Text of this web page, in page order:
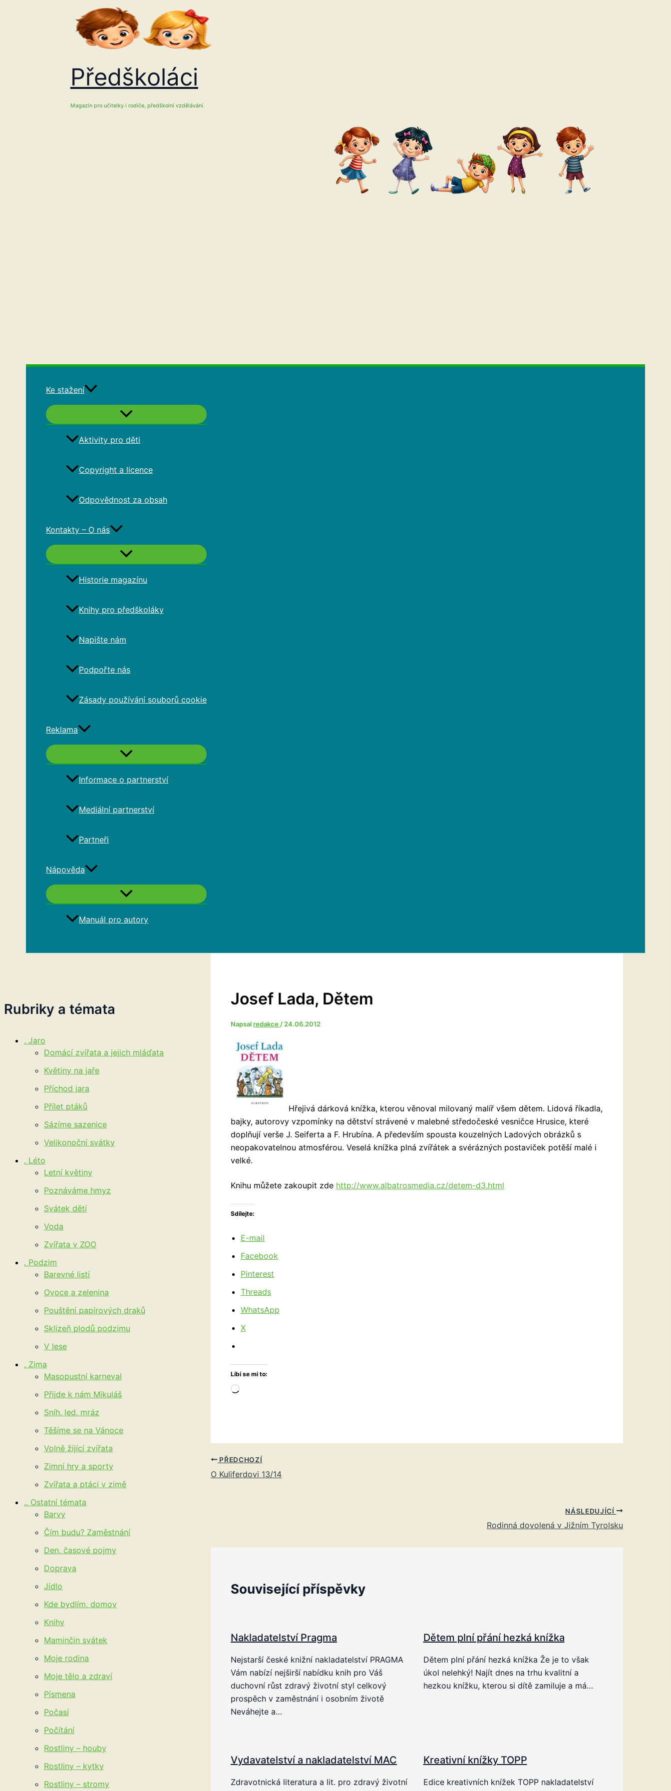
Předškoláci
Magazín pro učitelky i rodiče, předškolní vzdělávání.
Ke stažení
Aktivity pro děti
Copyright a licence
Odpovědnost za obsah
Kontakty – O nás
Historie magazínu
Knihy pro předškoláky
Napište nám
Podpořte nás
Zásady používání souborů cookie
Reklama
Informace o partnerství
Mediální partnerství
Partneři
Nápověda
Manuál pro autory
Rubriky a témata
. Jaro
Domácí zvířata a jejich mláďata
Květiny na jaře
Příchod jara
Přílet ptáků
Sázíme sazenice
Velikonoční svátky
. Léto
Letní květiny
Poznáváme hmyz
Svátek dětí
Voda
Zvířata v ZOO
. Podzim
Barevné listí
Ovoce a zelenina
Pouštění papírových draků
Sklizeň plodů podzimu
V lese
. Zima
Masopustní karneval
Přijde k nám Mikuláš
Sníh, led, mráz
Těšíme se na Vánoce
Volně žijící zvířata
Zimní hry a sporty
Zvířata a ptáci v zimě
.. Ostatní témata
Barvy
Čím budu? Zaměstnání
Den, časové pojmy
Doprava
Jídlo
Kde bydlím, domov
Knihy
Maminčin svátek
Moje rodina
Moje tělo a zdraví
Písmena
Počasí
Počítání
Rostliny – houby
Rostliny – kytky
Rostliny – stromy
Josef Lada, Dětem
Napsalredakce / 24.06.2012
Hřejivá dárková knížka, kterou věnoval milovaný malíř všem dětem. Lidová říkadla,
bajky, autorovy vzpomínky na dětství strávené v malebné středočeské vesničce Hrusice, které
doplňují verše J. Seiferta a F. Hrubína. A především spousta kouzelných Ladových obrázků s
neopakovatelnou atmosférou. Veselá knížka plná zvířátek a svérázných postaviček potěší malé i
velké.
Knihu můžete zakoupit zde http://www.albatrosmedia.cz/detem-d3.html
Sdílejte:
E-mail
Facebook
Pinterest
Threads
WhatsApp
X
Líbí se mi to:
Načítání…
PŘEDCHOZÍ
O Kuliferdovi 13/14
NÁSLEDUJÍCÍ
Rodinná dovolená v Jižním Tyrolsku
Související příspěvky
Nakladatelství Pragma
Nejstarší české knižní nakladatelství PRAGMA
Vám nabízí nejširší nabídku knih pro Váš
duchovní růst zdravý životní styl celkový
prospěch v zaměstnání i osobním životě
Neváhejte a…
Dětem plní přání hezká knížka
Dětem plní přání hezká knížka Že je to však
úkol nelehký! Najít dnes na trhu kvalitní a
hezkou knížku, kterou si dítě zamiluje a má…
Vydavatelství a nakladatelství MAC
Zdravotnická literatura a lit. pro zdravý životní
Kreativní knížky TOPP
Edice kreativních knížek TOPP nakladatelství